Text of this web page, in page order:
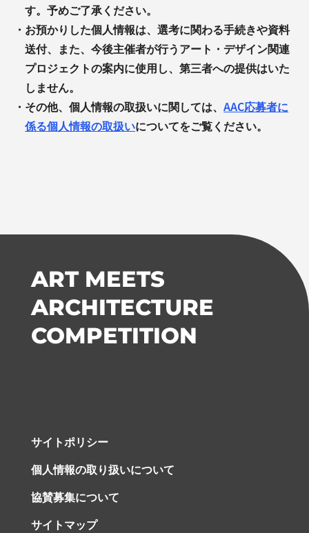
す。予めご了承ください。
・ お預かりした個人情報は、選考に関わる手続きや資料
送付、また、今後主催者が行うアート・デザイン関連
プロジェクトの案内に使用し、第三者への提供はいた
しません。
・ その他、個人情報の取扱いに関しては、AAC応募者に
係る個人情報の取扱いについてをご覧ください。
ART MEETS
ARCHITECTURE
COMPETITION
サイトポリシー
個人情報の取り扱いについて
協賛募集について
サイトマップ